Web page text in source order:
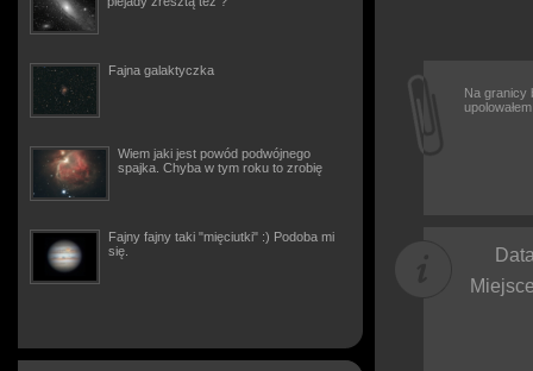
Fajna galaktyczka
Wiem jaki jest powód podwójnego
spajka. Chyba w tym roku to zrobię
Fajny fajny taki "mięciutki" :) Podoba mi
się.
Na granicy